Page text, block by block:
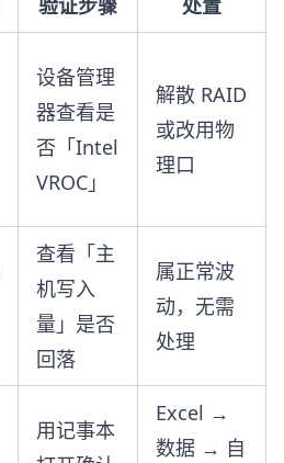
验证步骤 处置
设备管理
器查看是
否「Intel
VROC」
解散 RAID
或改用物
理口
查看「主
机写入
量」是否
回落
属正常波
动，无需
处理
用记事本
Excel →
数据 → 自